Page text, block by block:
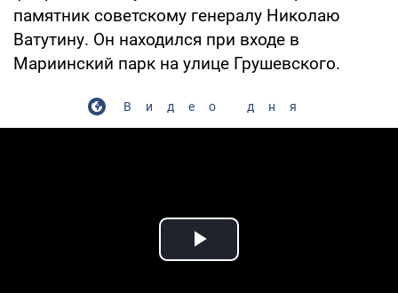
памятник советскому генералу Николаю
Ватутину. Он находился при входе в
Мариинский парк на улице Грушевского.
Видео дня
Play Video